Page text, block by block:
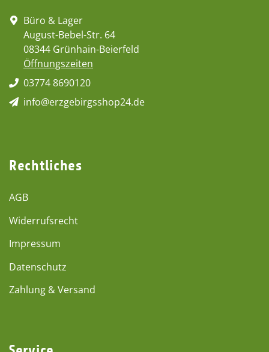
Büro & Lager
August-Bebel-Str. 64
08344 Grünhain-Beierfeld
Öffnungszeiten
03774 8690120
info@erzgebirgsshop24.de
Rechtliches
AGB
Widerrufsrecht
Impressum
Datenschutz
Zahlung & Versand